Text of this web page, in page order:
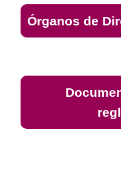
Órganos de